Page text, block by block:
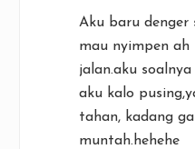
Aku baru
mau nyimpen
jalan.aku
aku kalo
tahan, kadang
muntah.hehehe